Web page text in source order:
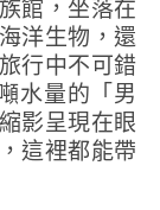
館，坐落在
洋生物，還
行中不可錯
水量的「男
影呈現在眼
這裡都能帶